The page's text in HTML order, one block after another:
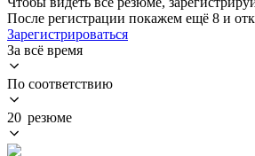
После регистрации покажем ещё 8 и
Зарегистрироваться
За всё время
По соответствию
20 резюме